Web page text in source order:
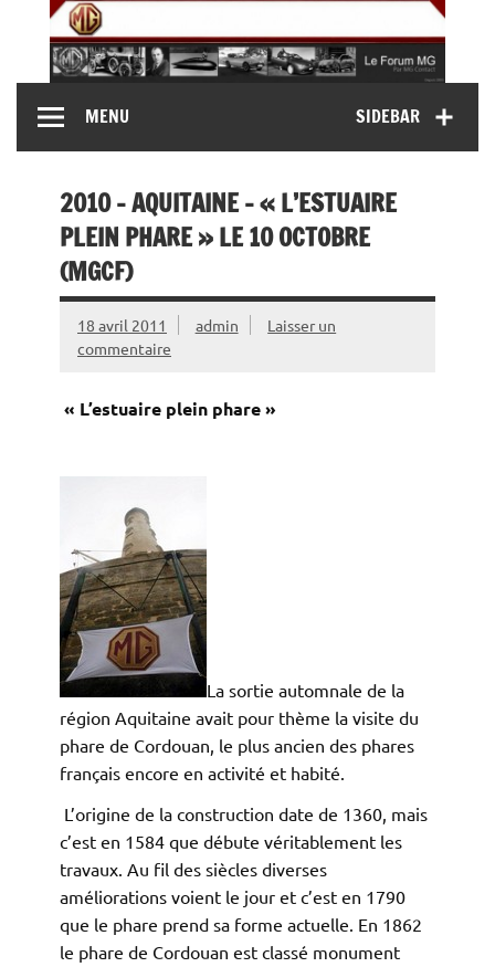
content
MG Contact
MG B, MG F, MG A, Midget…)SIDEBAR
MENU
2010 – AQUITAINE – « L’ESTUAIRE
PLEIN PHARE » LE 10 OCTOBRE
(MGCF)
18 avril 2011 admin
Laisser un
commentaire
« L’estuaire plein phare »
La sortie automnale de la
région Aquitaine avait pour thème la visite du
phare de Cordouan, le plus ancien des phares
français encore en activité et habité.
L’origine de la construction date de 1360, mais
c’est en 1584 que débute véritablement les
travaux. Au fil des siècles diverses
améliorations voient le jour et c’est en 1790
que le phare prend sa forme actuelle. En 1862
le phare de Cordouan est classé monument